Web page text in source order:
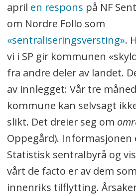
april en respons på NF
om Nordre Follo som
«sentraliseringsversting».
vi i SP gir kommunen
fra andre deler av landet.
av innlegget: Vår tre
kommune kan selvsagt
slikt. Det dreier seg om
Oppegård).
Statistisk sentralbyrå og
vårt de facto er av dem
innenriks tilflytting.